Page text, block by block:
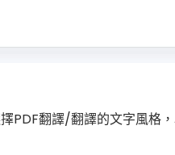
PDF翻譯/翻譯的文字風格